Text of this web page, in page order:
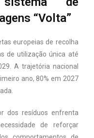
“Volta”
europeias de recolha
de utilização única até
A trajetória nacional
ano, 80% em 2027
dos resíduos enfrenta
de reforçar